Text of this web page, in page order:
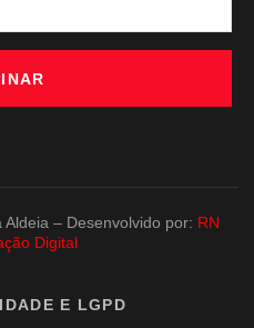
– Desenvolvido por: RN
Digital
E LGPD